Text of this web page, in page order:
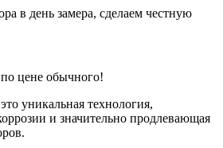
в день замера, сделаем честную
цене обычного!
уникальная технология,
и значительно продлевающая